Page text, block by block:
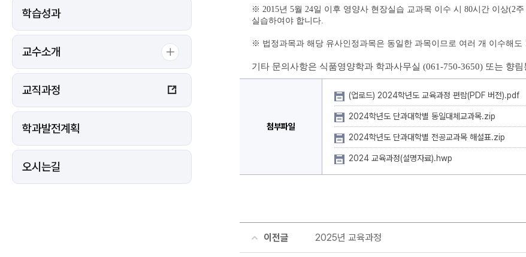
학습성과
교수소개
교직과정
학과발전계획
오시는길
※ 2015년 5월 24일 이후 영양사 현장실습 교과목 이수 시 80시간 이상(2
실습하여야 합니다.
※ 법정과목과 해당 유사인정과목은 동일한 과목이므로 여러 개 이수해
기타 문의사항은 식품영양학과 학과사무실 (061-750-3650) 또는 향
첨부파일
(업로드) 2024학년도 교육과정 편람(PDF 버전).pdf
2024학년도 단과대학별 동일대체교과목.zip
2024학년도 단과대학별 전공교과목 해설표.zip
2024 교육과정(설명자료).hwp
이전글 2025년 교육과정